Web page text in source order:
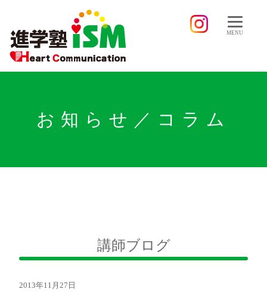
MENU
お知らせ／コラム
講師ブログ
2013年11月27日